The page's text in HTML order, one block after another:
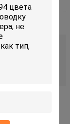
паять машины
Тип